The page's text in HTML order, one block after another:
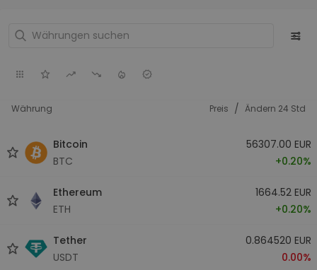
Währung Preis / Ändern 24 Std
Bitcoin
BTC
56307.00 EUR
+0.20%
Ethereum
ETH
1664.52 EUR
+0.20%
Tether
USDT
0.864520 EUR
0.00%